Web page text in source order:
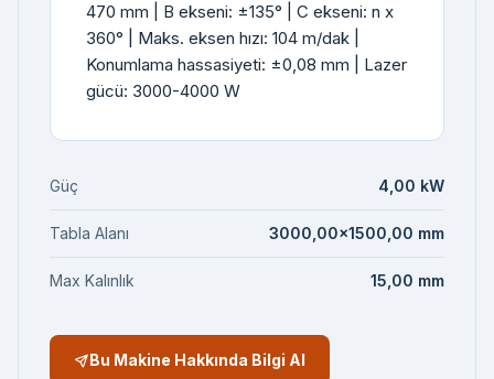
470 mm | B ekseni: ±135° | C ekseni: n x
360° | Maks. eksen hızı: 104 m/dak |
Konumlama hassasiyeti: ±0,08 mm | Lazer
gücü: 3000-4000 W
Güç 4,00 kW
Tabla Alanı 3000,00×1500,00 mm
Max Kalınlık 15,00 mm
Bu Makine Hakkında Bilgi Al